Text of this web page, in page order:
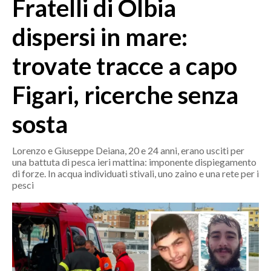
MEDIO CAMPIDANO
SASSARI E PROVINCIA
GALLURA
NUORO E PROVINCIA
OGLIASTRA
ITALIA
MONDO
POLITICA
ECONOMIA
SERVIZI ALLE IMPRESE
Fratelli di Olbia
dispersi in mare:
trovate tracce a capo
Figari, ricerche senza
sosta
Lorenzo e Giuseppe Deiana, 20 e 24 anni, erano usciti per
una battuta di pesca ieri mattina: imponente dispiegamento
di forze. In acqua individuati stivali, uno zaino e una rete per i
pesci